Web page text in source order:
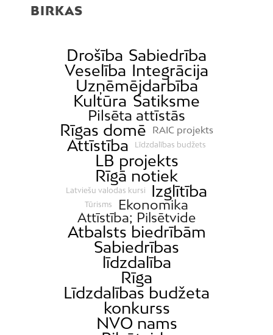
BIRKAS
Drošība Sabiedrība
Veselība Integrācija
Uzņēmējdarbība
Kultūra Satiksme
Pilsēta attīstās
Rīgas domē RAIC projekts
Attīstība Līdzdalības budžets
LB projekts
Rīgā notiek
Latviešu valodas kursi Izglītība
Tūrisms
Ekonomika
Attīstība; Pilsētvide
Atbalsts biedrībām
Sabiedrības
līdzdalība
Rīga
Līdzdalības budžeta
konkurss
NVO nams